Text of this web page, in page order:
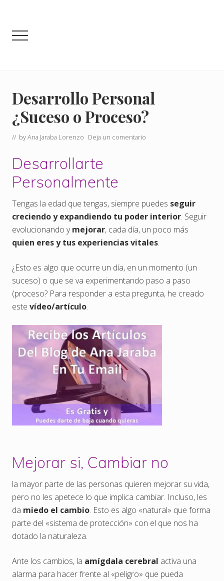
contenido
Vida
que
Deseas
y
Mereces
Menu
Desarrollo Personal
¿Suceso o Proceso?
// byAna Jaraba Lorenzo Deja un comentario
Desarrollarte
Personalmente
Tengas la edad que tengas, siempre puedes seguir
creciendo y expandiendo tu poder interior. Seguir
evolucionando ymejorar, cada día, un poco más
quien eres y tus experiencias vitales.
¿Esto es algo que ocurre un día, en un momento (un
suceso) o que se va experimentando paso a paso
(proceso? Para responder a esta pregunta, he creado
este vídeo/artículo.
Mejorar si, Cambiar no
la mayor parte de las personas quieren mejorar su vida,
pero no les apetece lo que implica cambiar. Incluso, les
da miedo el cambio. Esto es algo «natural» que forma
parte del «sistema de protección» con el que nos ha
dotado la naturaleza.
Ante los cambios, la amígdala cerebral activa una
alarma para hacer frente al «peligro» que pueda